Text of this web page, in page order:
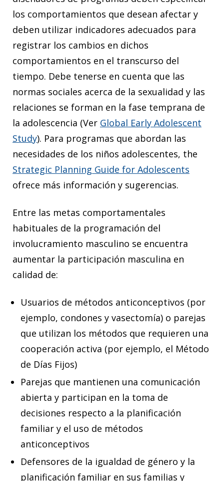
los comportamientos que desean afectar y
deben utilizar indicadores adecuados para
registrar los cambios en dichos
comportamientos en el transcurso del
tiempo. Debe tenerse en cuenta que las
normas sociales acerca de la sexualidad y las
relaciones se forman en la fase temprana de
la adolescencia (Ver Global Early Adolescent
Study). Para programas que abordan las
necesidades de los niños adolescentes, the
Strategic Planning Guide for Adolescents
ofrece más información y sugerencias.
Entre las metas comportamentales
habituales de la programación del
involucramiento masculino se encuentra
aumentar la participación masculina en
calidad de:
Usuarios de métodos anticonceptivos (por
ejemplo, condones y vasectomía) o parejas
que utilizan los métodos que requieren una
cooperación activa (por ejemplo, el Método
de Días Fijos)
Parejas que mantienen una comunicación
abierta y participan en la toma de
decisiones respecto a la planificación
familiar y el uso de métodos
anticonceptivos
Defensores de la igualdad de género y la
planificación familiar en sus familias y